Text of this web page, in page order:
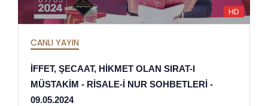
HD
CANLI YAYIN
İFFET, ŞECAAT, HİKMET OLAN SIRAT-I
MÜSTAKİM - RİSALE-İ NUR SOHBETLERİ -
09.05.2024